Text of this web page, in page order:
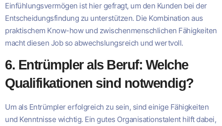
Einfühlungsvermögen ist hier gefragt, um den Kunden bei der
Entscheidungsfindung zu unterstützen. Die Kombination aus
praktischem Know-how und zwischenmenschlichen Fähigkeiten
macht diesen Job so abwechslungsreich und wertvoll.
6. Entrümpler als Beruf: Welche
Qualifikationen sind notwendig?
Um als Entrümpler erfolgreich zu sein, sind einige Fähigkeiten
und Kenntnisse wichtig. Ein gutes Organisationstalent hilft dabei,